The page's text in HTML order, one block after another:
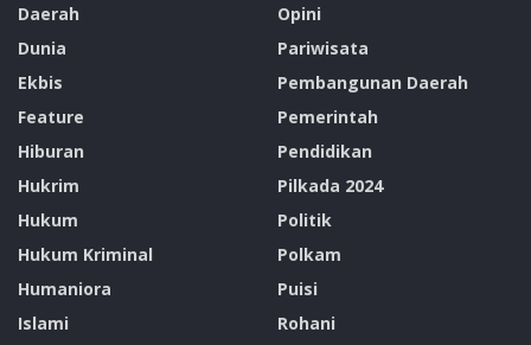
Daerah
Dunia
Ekbis
Feature
Hiburan
Hukrim
Hukum
Hukum Kriminal
Humaniora
Islami
Opini
Pariwisata
Pembangunan Daerah
Pemerintah
Pendidikan
Pilkada 2024
Politik
Polkam
Puisi
Rohani